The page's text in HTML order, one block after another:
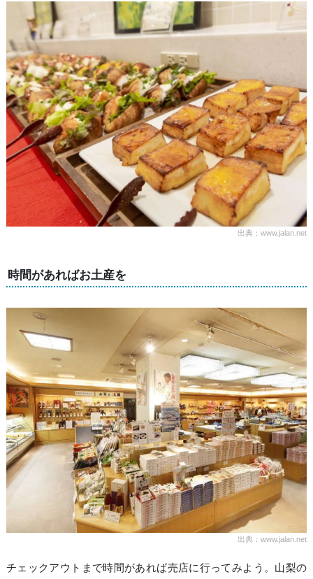
出典：www.jalan.net
時間があればお土産を
出典：www.jalan.net
チェックアウトまで時間があれば売店に行ってみよう。山梨の